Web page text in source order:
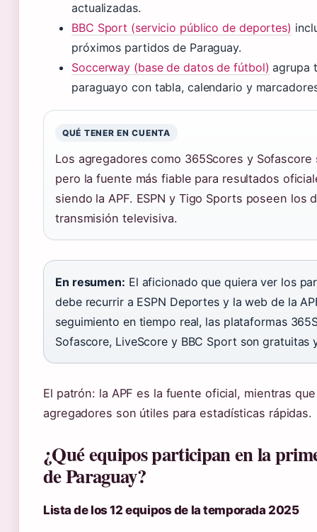
actualizadas.
BBC Sport (servicio público de deportes)
próximos partidos de Paraguay.
Soccerway (base de datos de fútbol) agrupa
paraguayo con tabla, calendario y
QUÉ TENER EN CUENTA
Los agregadores como 365Scores y Sofascore
pero la fuente más fiable para resultados
siendo la APF. ESPN y Tigo Sports poseen los
transmisión televisiva.
En resumen: El aficionado que quiera ver los
debe recurrir a ESPN Deportes y la web de la
seguimiento en tiempo real, las plataformas
Sofascore, LiveScore y BBC Sport son gratuitas
El patrón: la APF es la fuente oficial, mientras
agregadores son útiles para estadísticas rápidas.
¿Qué equipos participan en la
de Paraguay?
Lista de los 12 equipos de la temporada 2025